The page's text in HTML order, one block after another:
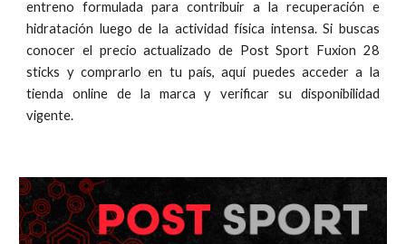
entreno formulada para contribuir a la recuperación e
hidratación luego de la actividad física intensa. Si buscas
conocer el precio actualizado de Post Sport Fuxion 28
sticks y comprarlo en tu país, aquí puedes acceder a la
tienda online de la marca y verificar su disponibilidad
vigente.